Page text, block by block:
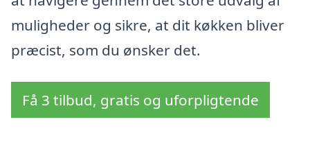
muligheder og sikre, at dit køkken bliver
præcist, som du ønsker det.
Få 3 tilbud, gratis og uforpligtende